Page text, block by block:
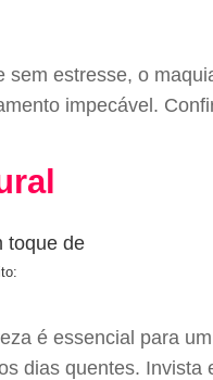
sem estresse, o
impecável.
é essencial para
dias quentes.